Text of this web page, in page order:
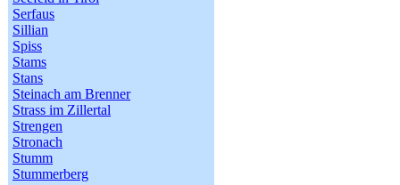
Serfaus
Sillian
Spiss
Stams
Stans
Steinach am Brenner
Strass im Zillertal
Strengen
Stronach
Stumm
Stummerberg